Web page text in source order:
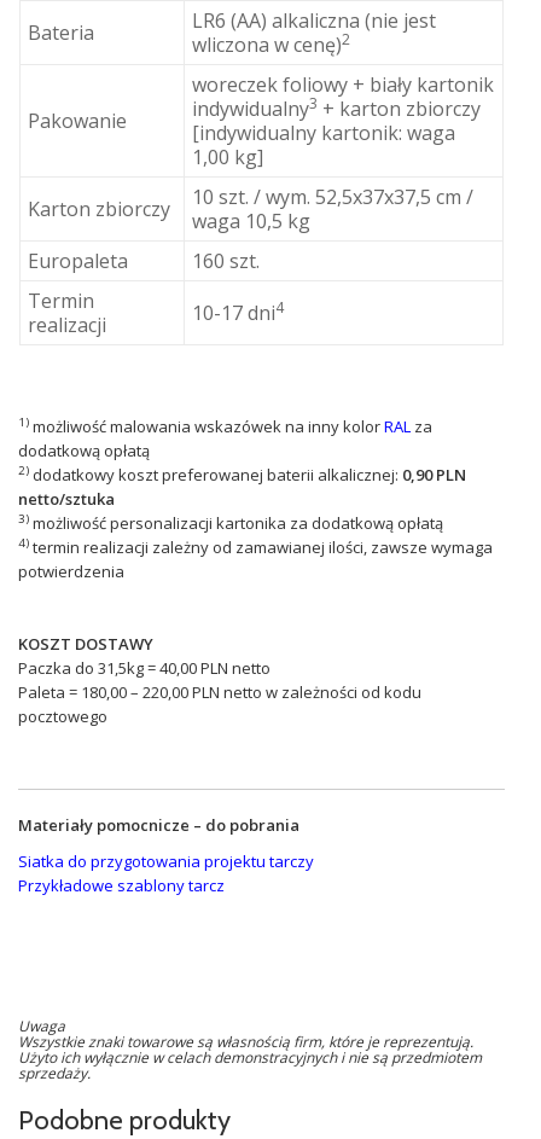
Bateria
LR6 (AA) alkaliczna (nie jest
wliczona w cenę)2
Pakowanie
woreczek foliowy + biały kartonik
indywidualny3 + karton zbiorczy
[indywidualny kartonik: waga
1,00 kg]
Karton zbiorczy
10 szt. / wym. 52,5x37x37,5 cm /
waga 10,5 kg
Europaleta
160 szt.
Termin
realizacji
10-17 dni4
1) możliwość malowania wskazówek na inny kolorRAL za
dodatkową opłatą
2) dodatkowy koszt preferowanej baterii alkalicznej: 0,90 PLN
netto/sztuka
3) możliwość personalizacji kartonika za dodatkową opłatą
4) termin realizacji zależny od zamawianej ilości, zawsze wymaga
potwierdzenia
KOSZT DOSTAWY
Paczka do 31,5kg = 40,00 PLN netto
Paleta = 180,00 – 220,00 PLN netto w zależności od kodu
pocztowego
Materiały pomocnicze – do pobrania
Siatka do przygotowania projektu tarczy
Przykładowe szablony tarcz
Uwaga
Wszystkie znaki towarowe są własnością firm, które je reprezentują.
Użyto ich wyłącznie w celach demonstracyjnych i nie są przedmiotem
sprzedaży.
Podobne produkty